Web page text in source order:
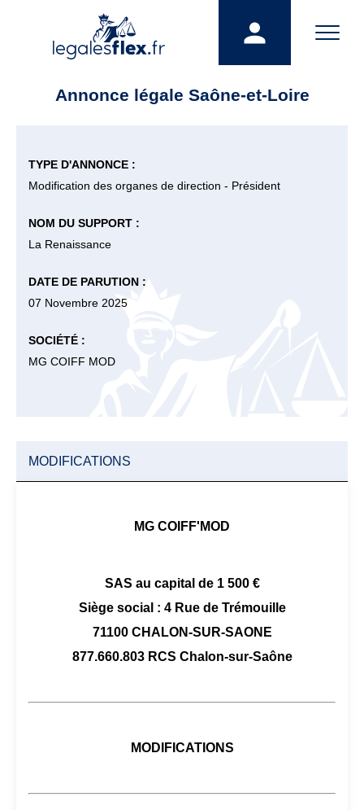
Annonce légale Saône-et-Loire
TYPE D'ANNONCE :
Modification des organes de direction - Président
NOM DU SUPPORT :
La Renaissance
DATE DE PARUTION :
07 Novembre 2025
SOCIÉTÉ :
MG COIFF MOD
MODIFICATIONS
MG COIFF'MOD
SAS au capital de 1 500 €
Siège social : 4 Rue de Trémouille
71100 CHALON-SUR-SAONE
877.660.803 RCS Chalon-sur-Saône
MODIFICATIONS